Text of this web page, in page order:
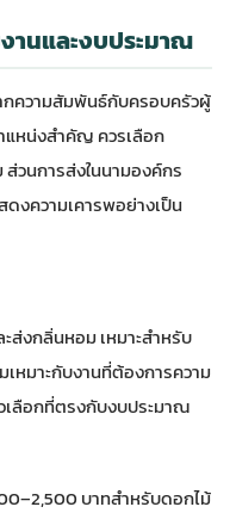
านและงบประมาณ
กความสัมพันธ์กับครอบครัวผู้
แหน่งสำคัญ ควรเลือก
วนการส่งในนามองค์กร
งความเคารพอย่างเป็น
งกลิ่นหอม เหมาะสำหรับ
หมาะกับงานที่ต้องการความ
เลือกที่ตรงกับงบประมาณ
บาทสำหรับดอกไม้